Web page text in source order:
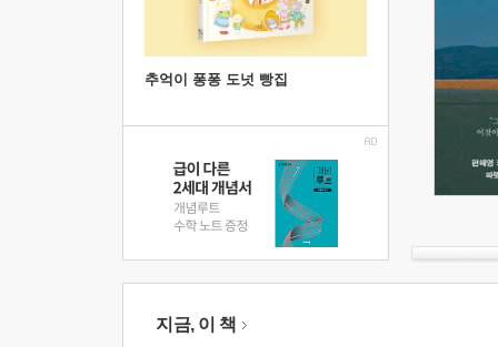
추억이 퐁퐁 도넛 빵집
지금, 이 책